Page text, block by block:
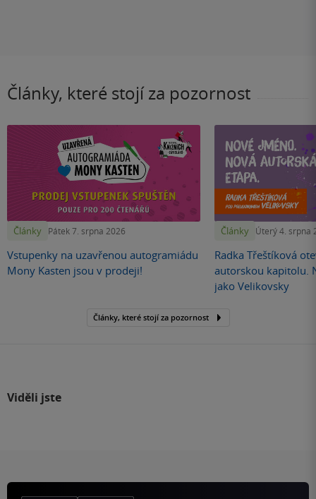
Články, které stojí za pozornost
Články Pátek 7. srpna 2026
Vstupenky na uzavřenou autogramiádu
Mony Kasten jsou v prodeji!
Články Úterý 4. srpna
Radka Třeštíková
autorskou kapitolu.
jako Velikovsky
Články, které stojí za pozornost
Viděli jste